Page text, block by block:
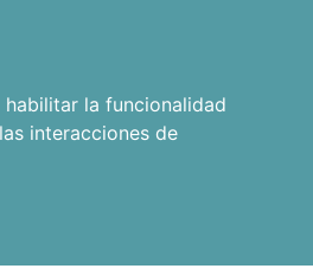
habilitar la funcionalidad
interacciones de